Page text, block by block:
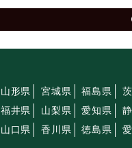
山形県 宮城県 福島県
福井県 山梨県 愛知県
山口県 香川県 徳島県